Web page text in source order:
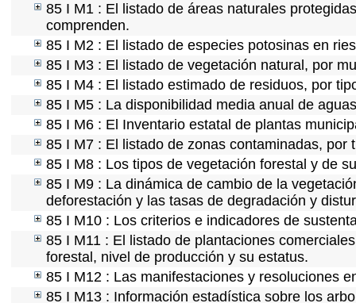
85 I M1 : El listado de áreas naturales
comprenden.
85 I M2 : El listado de especies potosinas en
85 I M3 : El listado de vegetación natural, por
85 I M4 : El listado estimado de residuos, por
85 I M5 : La disponibilidad media anual de
85 I M6 : El Inventario estatal de plantas
85 I M7 : El listado de zonas contaminadas, por
85 I M8 : Los tipos de vegetación forestal y de
85 I M9 : La dinámica de cambio de la
deforestación y las tasas de degradación y
85 I M10 : Los criterios e indicadores de
85 I M11 : El listado de plantaciones
forestal, nivel de producción y su estatus.
85 I M12 : Las manifestaciones y resoluciones
85 I M13 : Información estadística sobre los